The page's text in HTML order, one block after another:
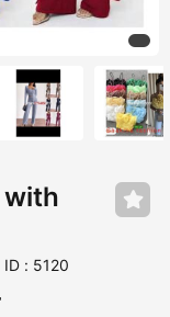
with
ID : 5120